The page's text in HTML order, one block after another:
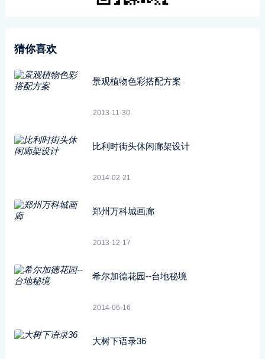
猜你喜欢
景观植物色彩搭配方案
2013-11-30
比利时街头休闲廊架设计
2014-02-21
郑州万科城画廊
2013-12-17
希尔加德花园--台地秘境
2014-06-16
大树下语录36